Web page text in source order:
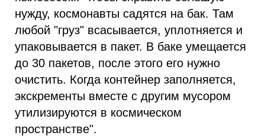
нужду, космонавты садятся на бак. Там
любой "груз" всасывается, уплотняется и
упаковывается в пакет. В баке умещается
до 30 пакетов, после этого его нужно
очистить. Когда контейнер заполняется,
экскременты вместе с другим мусором
утилизируются в космическом
пространстве".